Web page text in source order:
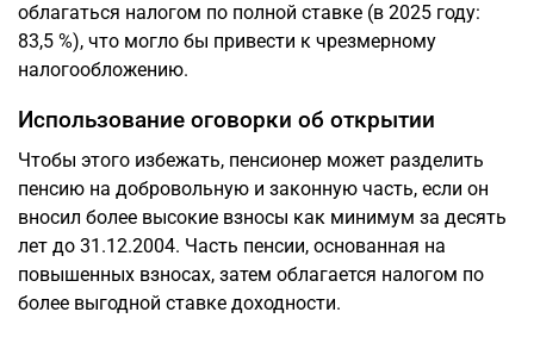
облагаться налогом по полной ставке (в 2025 году:
83,5 %), что могло бы привести к чрезмерному
налогообложению.
Использование оговорки об открытии
Чтобы этого избежать, пенсионер может разделить
пенсию на добровольную и законную часть, если он
вносил более высокие взносы как минимум за десять
лет до 31.12.2004. Часть пенсии, основанная на
повышенных взносах, затем облагается налогом по
более выгодной ставке доходности.